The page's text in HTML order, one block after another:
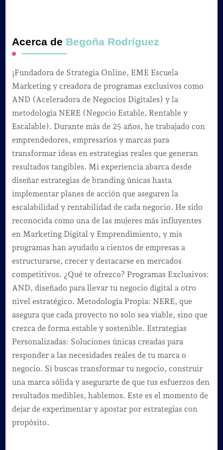
Acerca de Begoña Rodríguez
¡Fundadora de Strategia Online, EME Escuela
Marketing y creadora de programas exclusivos como
AND (Aceleradora de Negocios Digitales) y la
metodología NERE (Negocio Estable, Rentable y
Escalable). Durante más de 25 años, he trabajado con
emprendedores, empresarios y marcas para
transformar ideas en estrategias reales que generan
resultados tangibles. Mi experiencia abarca desde
diseñar estrategias de branding únicas hasta
implementar planes de acción que aseguren la
escalabilidad y rentabilidad de cada negocio. He sido
reconocida como una de las mujeres más influyentes
en Marketing Digital y Emprendimiento, y mis
programas han ayudado a cientos de empresas a
estructurarse, crecer y destacarse en mercados
competitivos. ¿Qué te ofrezco? Programas Exclusivos:
AND, diseñado para llevar tu negocio digital a otro
nivel estratégico. Metodología Propia: NERE, que
asegura que cada proyecto no solo sea viable, sino que
crezca de forma estable y sostenible. Estrategias
Personalizadas: Soluciones únicas creadas para
responder a las necesidades reales de tu marca o
negocio. Si buscas transformar tu negocio, construir
una marca sólida y asegurarte de que tus esfuerzos den
resultados medibles, hablemos. Este es el momento de
dejar de experimentar y apostar por estrategias con
propósito.